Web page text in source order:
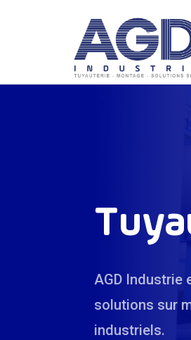
AGD Industrie
solutions sur
industriels.